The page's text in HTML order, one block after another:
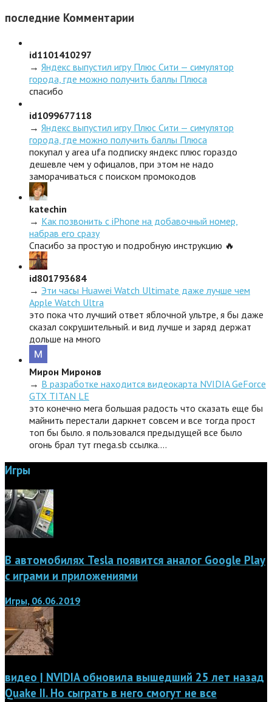
последние Комментарии
id1101410297
→ Яндекс выпустил игру Плюс Сити — симулятор
города, где можно получить баллы Плюса
спасибо
id1099677118
→ Яндекс выпустил игру Плюс Сити — симулятор
города, где можно получить баллы Плюса
покупал у area ufa подписку яндекс плюс гораздо
дешевле чем у офицалов, при этом не надо
заморачиваться с поиском промокодов
katechin
→ Как позвонить с iPhone на добавочный номер,
набрав его сразу
Спасибо за простую и подробную инструкцию 🔥
id801793684
→ Эти часы Huawei Watch Ultimate даже лучше чем
Apple Watch Ultra
это пока что лучший ответ яблочной ультре, я бы даже
сказал сокрушительный. и вид лучше и заряд держат
дольше на много
Мирон Миронов
→ В разработке находится видеокарта NVIDIA GeForce
GTX TITAN LE
это конечно мега большая радость что сказать еще бы
майнить перестали даркнет совсем и все тогда прост
топ бы было. я пользовался предыдущей все было
огонь брал тут rnega.sb ссылка.…
Игры
В автомобилях Tesla появится аналог Google Play
с играми и приложениями
Игры, 06.06.2019
видео | NVIDIA обновила вышедший 25 лет назад
Quake II. Но сыграть в него смогут не все